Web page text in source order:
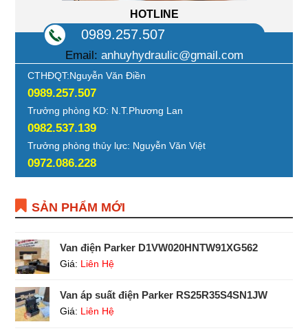
HOTLINE
0989.257.507
Email: anhuyhydraulic@gmail.com
CTHĐQT:Nguyễn Văn Điền
0989.257.507
Trưởng phòng KD: N.T.Phương Lan
0982.537.139
Trưởng phòng thủy lực: Nguyễn Văn Việt
0972.086.228
SẢN PHẨM MỚI
Van điện Parker D1VW020HNTW91XG562
Giá: Liên Hệ
Van áp suất điện Parker RS25R35S4SN1JW
Giá: Liên Hệ